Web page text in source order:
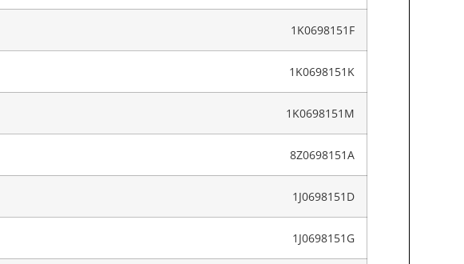
1K0698151F
1K0698151K
1K0698151M
8Z0698151A
1J0698151D
1J0698151G